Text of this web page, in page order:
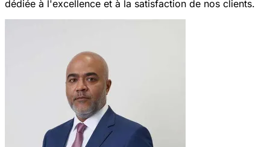
dédiée à l'excellence et à la satisfaction de nos clients.